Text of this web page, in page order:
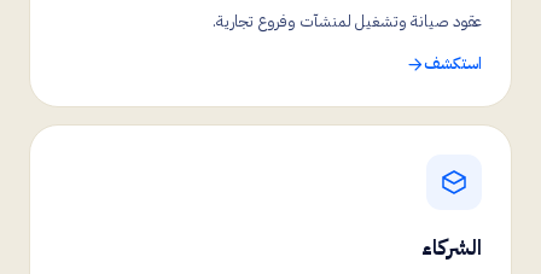
عقود صيانة وتشغيل لمنشآت وفروع تجارية.
استكشف
الشركاء